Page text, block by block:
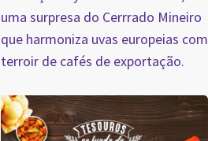
uma surpresa do Cerrrado Mineiro
que harmoniza uvas europeias com
terroir de cafés de exportação.